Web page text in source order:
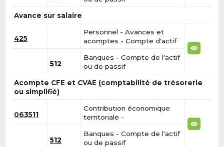
Avance sur salaire
425
Personnel - Avances et
acomptes - Compte d'actif
512
Banques - Compte de l'actif
ou de passif
Acompte CFE et CVAE (comptabilité de trésorerie
ou simplifié)
063511
Contribution économique
territoriale -
512
Banques - Compte de l'actif
ou de passif